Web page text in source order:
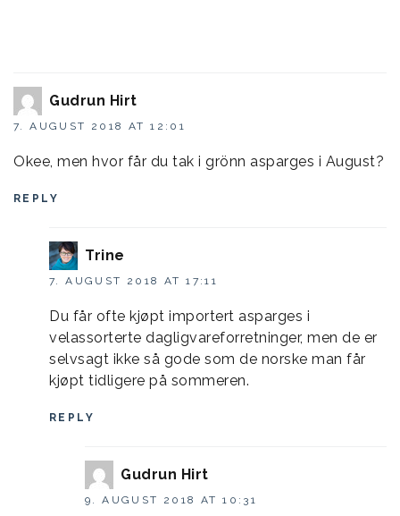
Gudrun Hirt
7. AUGUST 2018 AT 12:01
Okee, men hvor får du tak i grönn asparges i August?
REPLY
Trine
7. AUGUST 2018 AT 17:11
Du får ofte kjøpt importert asparges i
velassorterte dagligvareforretninger, men de er
selvsagt ikke så gode som de norske man får
kjøpt tidligere på sommeren.
REPLY
Gudrun Hirt
9. AUGUST 2018 AT 10:31